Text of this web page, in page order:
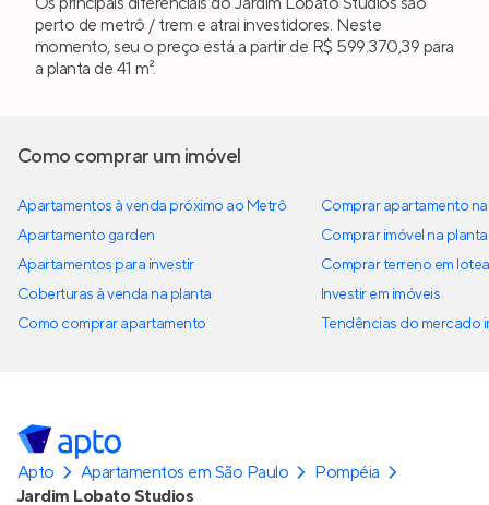
perto de metrô / trem e atrai investidores. Neste
momento, seu o preço está a partir de R$ 599.370,39 para
a planta de 41 m².
Como comprar um imóvel
Apartamentos à venda próximo ao Metrô
Apartamento garden
Apartamentos para investir
Coberturas à venda na planta
Como comprar apartamento
Comprar apartamento
Comprar imóvel na planta
Comprar terreno em
Investir em imóveis
Tendências do mercado
Apto Apartamentos em São Paulo
Pompéia
Jardim Lobato Studios